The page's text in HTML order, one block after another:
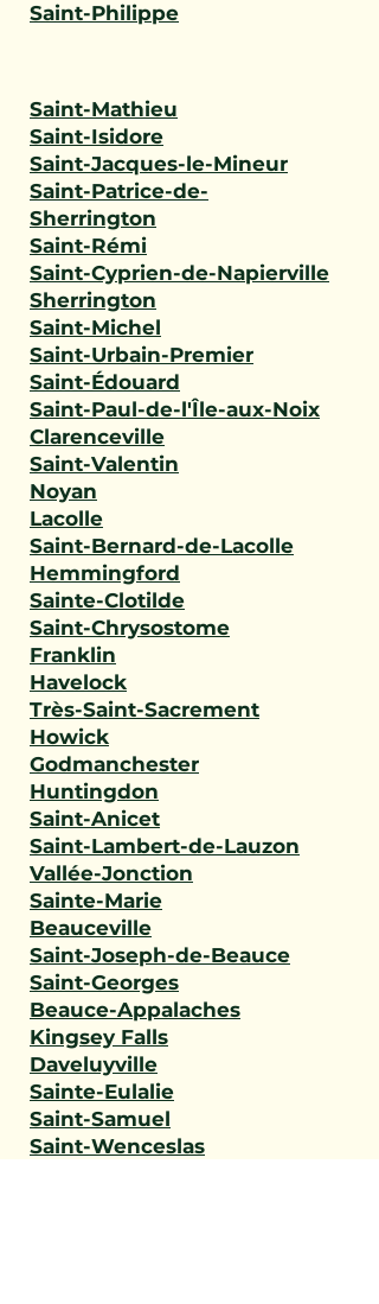
Saint-Philippe
Saint-Mathieu
Saint-Isidore
Saint-Jacques-le-Mineur
Saint-Patrice-de-
Sherrington
Saint-Rémi
Saint-Cyprien-de-Napierville
Sherrington
Saint-Michel
Saint-Urbain-Premier
Saint-Édouard
Saint-Paul-de-l'Île-aux-Noix
Clarenceville
Saint-Valentin
Noyan
Lacolle
Saint-Bernard-de-Lacolle
Hemmingford
Sainte-Clotilde
Saint-Chrysostome
Franklin
Havelock
Très-Saint-Sacrement
Howick
Godmanchester
Huntingdon
Saint-Anicet
Saint-Lambert-de-Lauzon
Vallée-Jonction
Sainte-Marie
Beauceville
Saint-Joseph-de-Beauce
Saint-Georges
Beauce-Appalaches
Kingsey Falls
Daveluyville
Sainte-Eulalie
Saint-Samuel
Saint-Wenceslas